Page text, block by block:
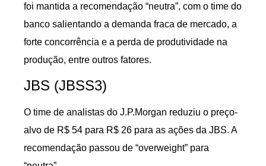
foi mantida a recomendação “neutra”, com o time do
banco salientando a demanda fraca de mercado, a
forte concorrência e a perda de produtividade na
produção, entre outros fatores.
JBS (JBSS3)
O time de analistas do J.P.Morgan reduziu o preço-
alvo de R$ 54 para R$ 26 para as ações da JBS. A
recomendação passou de “overweight” para